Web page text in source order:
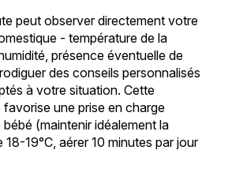
peut observer directement votre
- température de la
présence éventuelle de
des conseils personnalisés
à votre situation. Cette
une prise en charge
(maintenir idéalement la
19°C, aérer 10 minutes par jour